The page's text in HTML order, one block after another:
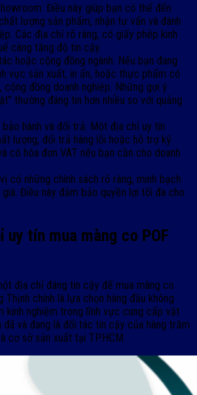
Điều này giúp bạn có thể đến
lượng sản phẩm, nhận tư vấn và đánh
Các địa chỉ rõ ràng, có giấy phép kinh
càng tăng độ tin cậy.
hoặc cộng đồng ngành: Nếu bạn đang
vực sản xuất, in ấn, hoặc thực phẩm có
đồng doanh nghiệp. Những gợi ý
thường đáng tin hơn nhiều so với quảng
hành và đổi trả: Một địa chỉ uy tín
lượng, đổi trả hàng lỗi hoặc hỗ trợ kỹ
có hóa đơn VAT nếu bạn cần cho doanh
có những chính sách rõ ràng, minh bạch
Điều này đảm bảo quyền lợi tối đa cho
tín mua màng co POF
địa chỉ đáng tin cậy để mua màng co
Thịnh chính là lựa chọn hàng đầu không
kinh nghiệm trong lĩnh vực cung cấp vật
và đang là đối tác tin cậy của hàng trăm
cơ sở sản xuất tại TP.HCM.